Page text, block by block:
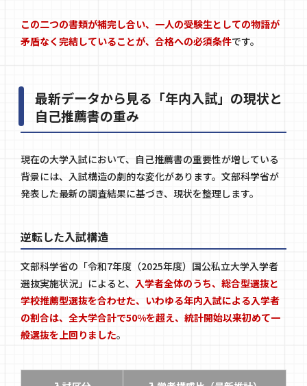
この二つの書類が補完し合い、一人の受験生としての物語が
矛盾なく完結していることが、合格への必須条件です。
最新データから見る「年内入試」の現状と
自己推薦書の重み
現在の大学入試において、自己推薦書の重要性が増している
背景には、入試構造の劇的な変化があります。文部科学省が
発表した最新の調査結果に基づき、現状を整理します。
逆転した入試構造
文部科学省の「令和7年度（2025年度）国公私立大学入学者
選抜実施状況」によると、 入学者全体のうち、総合型選抜と
学校推薦型選抜を合わせた、いわゆる年内入試による入学者
の割合は、全大学合計で50%を超え、統計開始以来初めて一
般選抜を上回りました。